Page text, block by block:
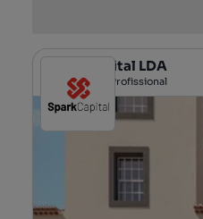
Spark Capital LDA
Profissional